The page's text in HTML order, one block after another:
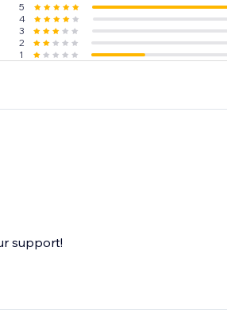
5
4
3
2
1
support!